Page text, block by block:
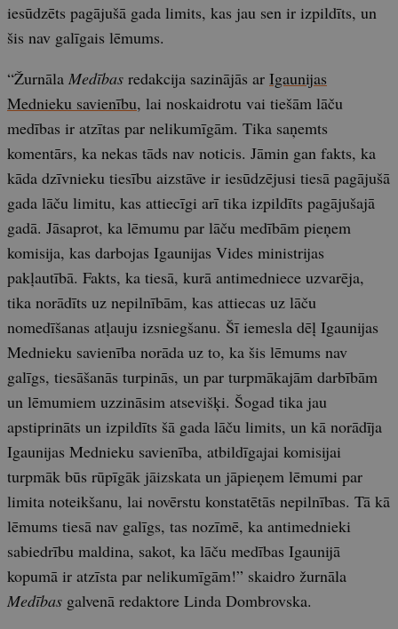
iesūdzēts pagājušā gada limits, kas jau sen ir izpildīts, un
šis nav galīgais lēmums.
“Žurnāla Medības redakcija sazinājās ar Igaunijas
Mednieku savienību, lai noskaidrotu vai tiešām lāču
medības ir atzītas par nelikumīgām. Tika saņemts
komentārs, ka nekas tāds nav noticis. Jāmin gan fakts, ka
kāda dzīvnieku tiesību aizstāve ir iesūdzējusi tiesā pagājušā
gada lāču limitu, kas attiecīgi arī tika izpildīts pagājušajā
gadā. Jāsaprot, ka lēmumu par lāču medībām pieņem
komisija, kas darbojas Igaunijas Vides ministrijas
pakļautībā. Fakts, ka tiesā, kurā antimedniece uzvarēja,
tika norādīts uz nepilnībām, kas attiecas uz lāču
nomedīšanas atļauju izsniegšanu. Šī iemesla dēļ Igaunijas
Mednieku savienība norāda uz to, ka šis lēmums nav
galīgs, tiesāšanās turpinās, un par turpmākajām darbībām
un lēmumiem uzzināsim atsevišķi. Šogad tika jau
apstiprināts un izpildīts šā gada lāču limits, un kā norādīja
Igaunijas Mednieku savienība, atbildīgajai komisijai
turpmāk būs rūpīgāk jāizskata un jāpieņem lēmumi par
limita noteikšanu, lai novērstu konstatētās nepilnības. Tā kā
lēmums tiesā nav galīgs, tas nozīmē, ka antimednieki
sabiedrību maldina, sakot, ka lāču medības Igaunijā
kopumā ir atzīsta par nelikumīgām!” skaidro žurnāla
Medības galvenā redaktore Linda Dombrovska.